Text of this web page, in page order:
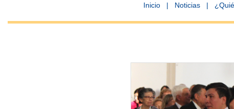
Inicio | Noticias |